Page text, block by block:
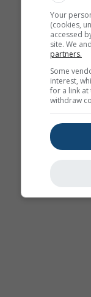
Your
(cookies,
accessed
site. We
partners.
Some
interest,
for a link
withdraw